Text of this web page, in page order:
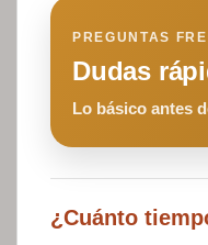
PREGUNTAS
Dudas
Lo básico antes
¿Cuánto